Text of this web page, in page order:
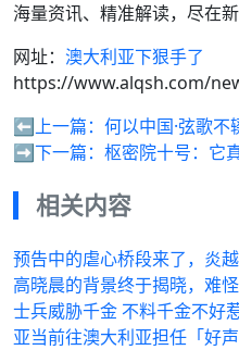
海量资讯、精准解读，尽在
网址： 澳大利亚下狠手了
https://www.alqsh.com/
⬅️上一篇： 何以中国·弦歌不
➡️下一篇： 枢密院十号：它
相关内容
预告中的虐心桥段来了，炎越
高晓晨的背景终于揭晓，难
士兵威胁千金 不料千金不好
亚当前往澳大利亚担任「好